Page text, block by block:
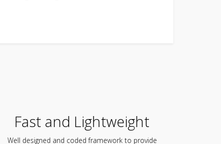
Fast and Lightweight
Well designed and coded framework to provide